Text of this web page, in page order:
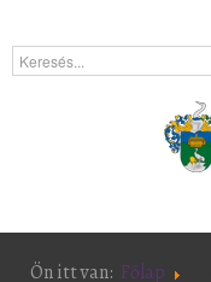
Ön itt van: Főlap